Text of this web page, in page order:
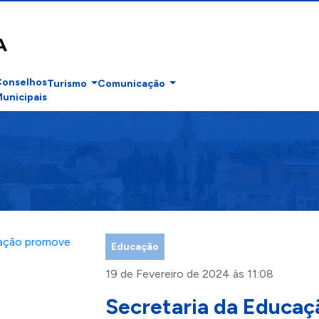
Turismo Comunicação
Educação
19 de Fevereiro de 2024 às 11:08
Secretaria da